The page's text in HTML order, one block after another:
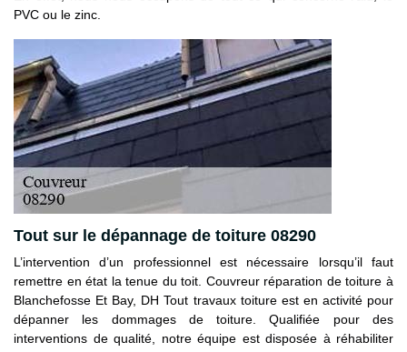
PVC ou le zinc.
Tout sur le dépannage de toiture 08290
L’intervention d’un professionnel est nécessaire lorsqu’il faut
remettre en état la tenue du toit. Couvreur réparation de toiture à
Blanchefosse Et Bay, DH Tout travaux toiture est en activité pour
dépanner les dommages de toiture. Qualifiée pour des
interventions de qualité, notre équipe est disposée à réhabiliter